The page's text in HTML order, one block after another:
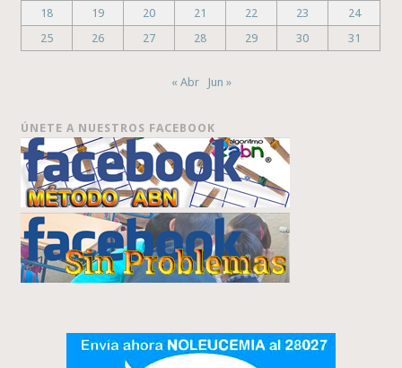
18
19 20 21 22 23
24
25
26 27 28 29 30 31
« Abr Jun »
ÚNETE A NUESTROS FACEBOOK